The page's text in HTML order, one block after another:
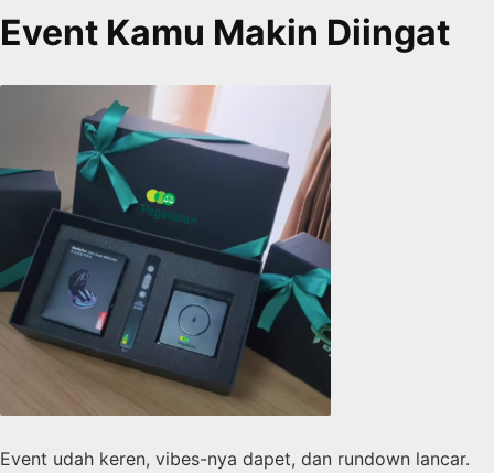
Event Kamu Makin Diingat
Event udah keren, vibes-nya dapet, dan rundown lancar.